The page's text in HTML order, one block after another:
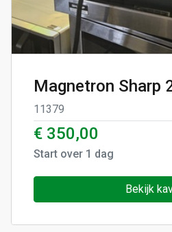
Magnetron Sharp
11379
€ 350,00
Start over 1 dag
Bekijk